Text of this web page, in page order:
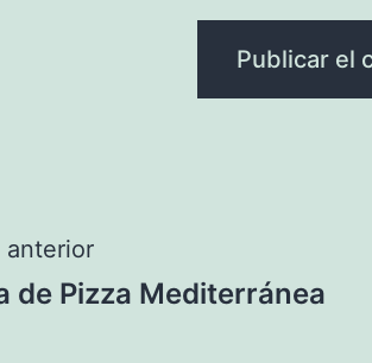
anterior
de Pizza Mediterránea